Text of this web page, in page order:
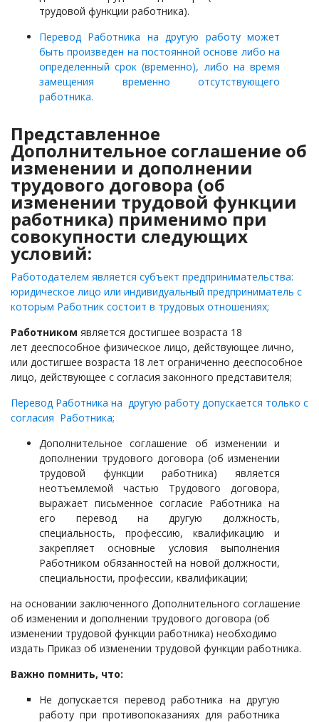
трудовой функции работника).
Перевод Работника на другую работу может
быть произведен на постоянной основе либо на
определенный срок (временно), либо на время
замещения временно отсутствующего
работника.
Представленное
Дополнительное соглашение об
изменении и дополнении
трудового договора (об
изменении трудовой функции
работника) применимо при
совокупности следующих
условий:
Работодателем является субъект предпринимательства:
юридическое лицо или индивидуальный предприниматель с
которым Работник состоит в трудовых отношениях;
Работником является достигшее возраста 18
лет дееспособное физическое лицо, действующее лично,
или достигшее возраста 18 лет ограниченно дееспособное
лицо, действующее с согласия законного представителя;
Перевод Работника на другую работу допускается только с
согласия Работника;
Дополнительное соглашение об изменении и
дополнении трудового договора (об изменении
трудовой функции работника) является
неотъемлемой частью Трудового договора,
выражает письменное согласие Работника на
его перевод на другую должность,
специальность, профессию, квалификацию и
закрепляет основные условия выполнения
Работником обязанностей на новой должности,
специальности, профессии, квалификации;
на основании заключенного Дополнительного соглашение
об изменении и дополнении трудового договора (об
изменении трудовой функции работника) необходимо
издать Приказ об изменении трудовой функции работника.
Важно помнить, что:
Не допускается перевод работника на другую
работу при противопоказаниях для работника